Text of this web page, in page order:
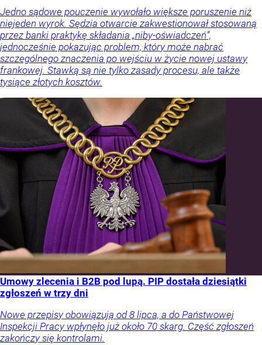
Jedno sądowe pouczenie wywołało większe poruszenie niż
niejeden wyrok. Sędzia otwarcie zakwestionował stosowaną
przez banki praktykę składania „niby-oświadczeń”,
jednocześnie pokazując problem, który może nabrać
szczególnego znaczenia po wejściu w życie nowej ustawy
frankowej. Stawką są nie tylko zasady procesu, ale także
tysiące złotych kosztów.
Umowy zlecenia i B2B pod lupą. PIP dostała dziesiątki
zgłoszeń w trzy dni
Nowe przepisy obowiązują od 8 lipca, a do Państwowej
Inspekcji Pracy wpłynęło już około 70 skarg. Część zgłoszeń
zakończy się kontrolami.